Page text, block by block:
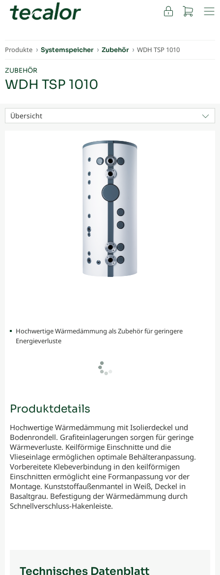
FACHKUNDEN
Produkte Systemspeicher Zubehör WDH TSP 1010
ZUBEHÖR
WDH TSP 1010
Übersicht
Hochwertige Wärmedämmung als Zubehör für geringere
Energieverluste
Produktdetails
Hochwertige Wärmedämmung mit Isolierdeckel und
Bodenrondell. Grafiteinlagerungen sorgen für geringe
Wärmeverluste. Keilförmige Einschnitte und die
Vlieseinlage ermöglichen optimale Behälteranpassung.
Vorbereitete Klebeverbindung in den keilförmigen
Einschnitten ermöglicht eine Formanpassung vor der
Montage. Kunststoffaußenmantel in Weiß, Deckel in
Basaltgrau. Befestigung der Wärmedämmung durch
Schnellverschluss-Hakenleiste.
Technisches Datenblatt